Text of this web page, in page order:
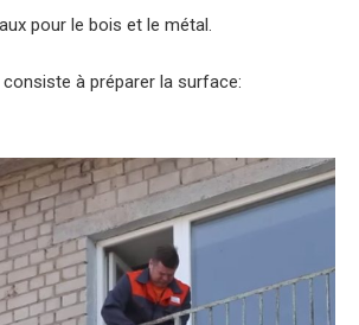
pour le bois et le métal.
à préparer la surface: